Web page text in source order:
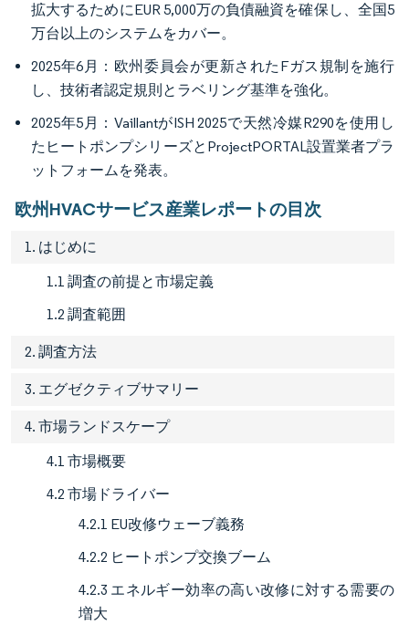
拡大するためにEUR 5,000万の負債融資を確保し、全国5
万台以上のシステムをカバー。
2025年6月：欧州委員会が更新されたFガス規制を施行
し、技術者認定規則とラベリング基準を強化。
2025年5月：VaillantがISH 2025で天然冷媒R290を使用し
たヒートポンプシリーズとProjectPORTAL設置業者プラ
ットフォームを発表。
欧州HVACサービス産業レポートの目次
1. はじめに
1.1 調査の前提と市場定義
1.2 調査範囲
2. 調査方法
3. エグゼクティブサマリー
4. 市場ランドスケープ
4.1 市場概要
4.2 市場ドライバー
4.2.1 EU改修ウェーブ義務
4.2.2 ヒートポンプ交換ブーム
4.2.3 エネルギー効率の高い改修に対する需要の
増大